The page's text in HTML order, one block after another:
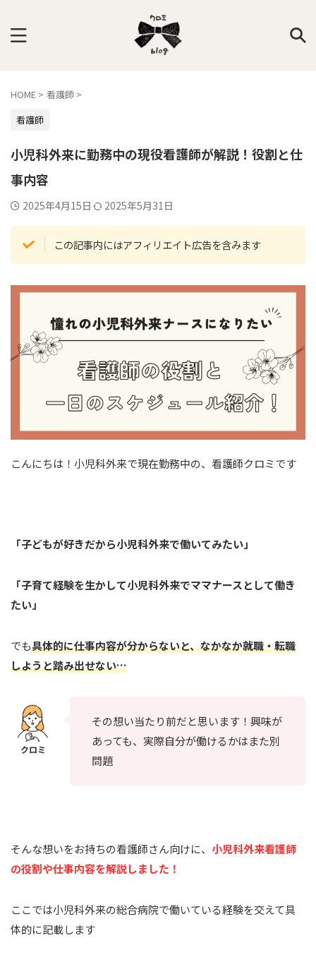
HOME > 看護師 >
看護師
小児科外来に勤務中の現役看護師が解説！役割と仕
事内容
2025年4月15日 2025年5月31日
この記事内にはアフィリエイト広告を含みます
こんにちは！小児科外来で現在勤務中の、看護師クロミです
「子どもが好きだから小児科外来で働いてみたい」
「子育て経験を生かして小児科外来でママナースとして働き
たい」
でも具体的に仕事内容が分からないと、なかなか就職・転職
しようと踏み出せない…
その想い当たり前だと思います！興味が
あっても、実際自分が働けるかはまた別
問題
そんな想いをお持ちの看護師さん向けに、 小児科外来看護師
の役割や仕事内容を解説しました！
ここでは小児科外来の総合病院で働いている経験を交えて具
体的に記載します